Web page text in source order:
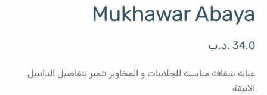
Mukhawar Abaya
34.0 .د.ب
عباية شفافة مناسبة للجلابيات و المخاوير تتميز بتفاصيل الدانتيل
الانيقة